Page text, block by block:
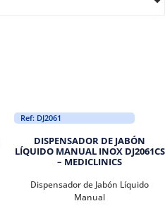
Ref: DJ2061
DISPENSADOR DE JABÓN
LÍQUIDO MANUAL INOX DJ2061CS
– MEDICLINICS
Dispensador de Jabón Líquido
Manual